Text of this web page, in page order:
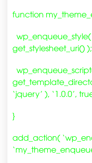
function
wp_enqueue_style(
get_stylesheet_uri() );
‘jquery’ ), ‘1.0.0’,
}
add_action(